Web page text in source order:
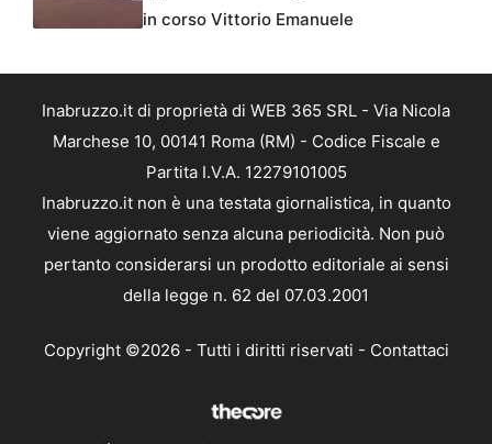
in corso Vittorio Emanuele
Inabruzzo.it di proprietà di WEB 365 SRL - Via Nicola
Marchese 10, 00141 Roma (RM) - Codice Fiscale e
Partita I.V.A. 12279101005
Inabruzzo.it non è una testata giornalistica, in quanto
viene aggiornato senza alcuna periodicità. Non può
pertanto considerarsi un prodotto editoriale ai sensi
della legge n. 62 del 07.03.2001
Copyright ©2026 - Tutti i diritti riservati - Contattaci